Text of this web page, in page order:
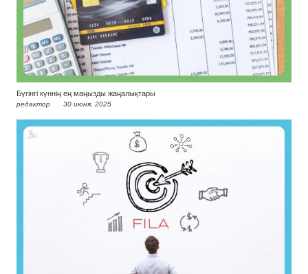
Бүгінгі күннің ең маңызды жаңалықтары
редактор 30 июня, 2025